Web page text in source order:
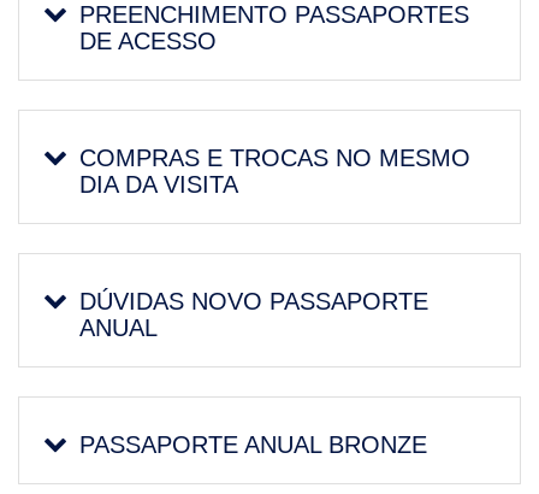
PREENCHIMENTO PASSAPORTES
DE ACESSO
COMPRAS E TROCAS NO MESMO
DIA DA VISITA
DÚVIDAS NOVO PASSAPORTE
ANUAL
PASSAPORTE ANUAL BRONZE